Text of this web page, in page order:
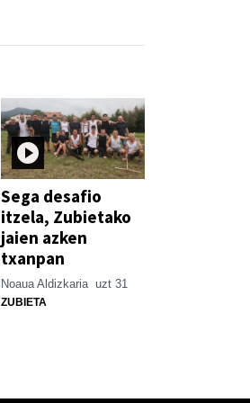
Sega desafio
itzela, Zubietako
jaien azken
txanpan
Noaua Aldizkaria uzt 31
ZUBIETA